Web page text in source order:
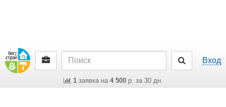
Вход
1заявка на 4 500р. за 30 дн.